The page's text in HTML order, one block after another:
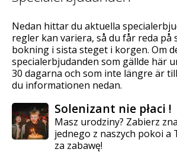
Nedan hittar du aktuella
regler kan variera, så du får reda
bokning i sista steget i korgen. Om
specialerbjudanden som gällde här
30 dagarna och som inte längre är
du informationen nedan.
Solenizant nie płaci !
Masz urodziny? Zabierz
jednego z naszych pokoi a
za zabawę!